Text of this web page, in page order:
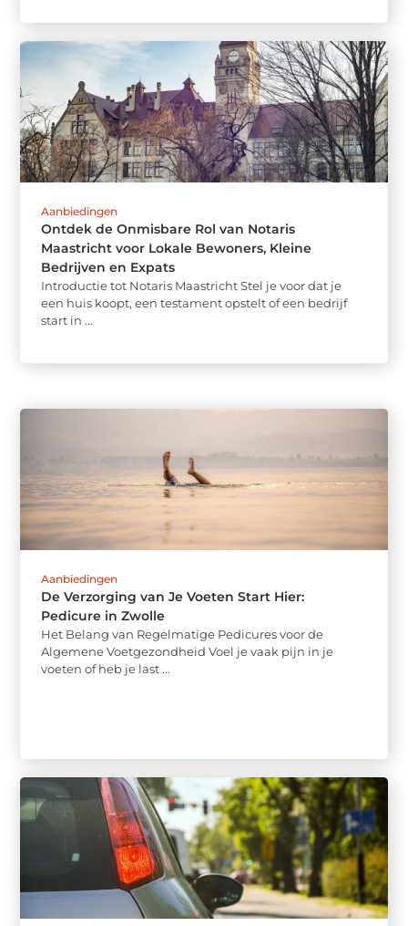
Aanbiedingen
Ontdek de Onmisbare Rol van Notaris
Maastricht voor Lokale Bewoners, Kleine
Bedrijven en Expats
Introductie tot Notaris Maastricht Stel je voor dat je
een huis koopt, een testament opstelt of een bedrijf
start in ...
Aanbiedingen
De Verzorging van Je Voeten Start Hier:
Pedicure in Zwolle
Het Belang van Regelmatige Pedicures voor de
Algemene Voetgezondheid Voel je vaak pijn in je
voeten of heb je last ...